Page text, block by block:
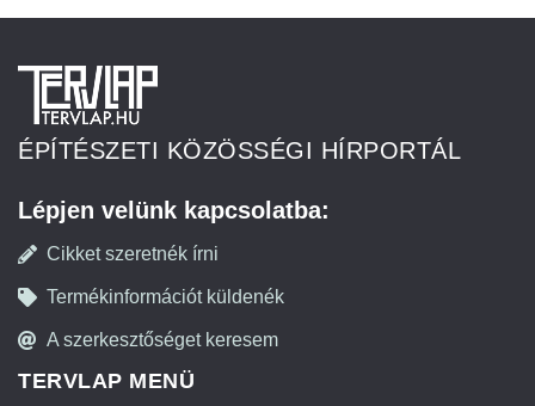
ÉPÍTÉSZETI KÖZÖSSÉGI HÍRPORTÁL
Lépjen velünk kapcsolatba:
Cikket szeretnék írni
Termékinformációt küldenék
A szerkesztőséget keresem
TERVLAP MENÜ